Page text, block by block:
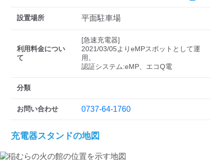
車種
設置場所 平面駐車場
利用料金につい
て
[急速充電器]
2021/03/05よりeMPスポットとして運
用。
分類
お問い合わせ 0737-64-1760
充電器スタンドの地図